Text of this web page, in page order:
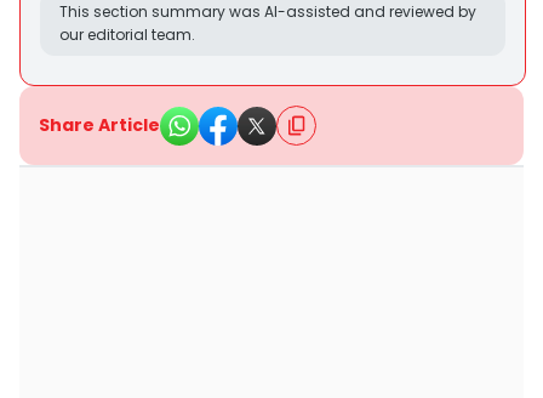
This section summary was AI-assisted and reviewed by
our editorial team.
Share Article